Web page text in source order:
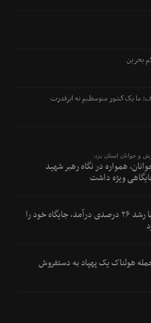
بحرین
ما یک‌کشور متوسطیم نه ابرقدرت
و جوانان استان یزد:
همواره در نگاه رهبر شهید
ویژه داشت
«کچاد» با رشد ۲۶ درصدی درآمد، جایگاه خود را
هولناک یک پهپاد به دستفروش